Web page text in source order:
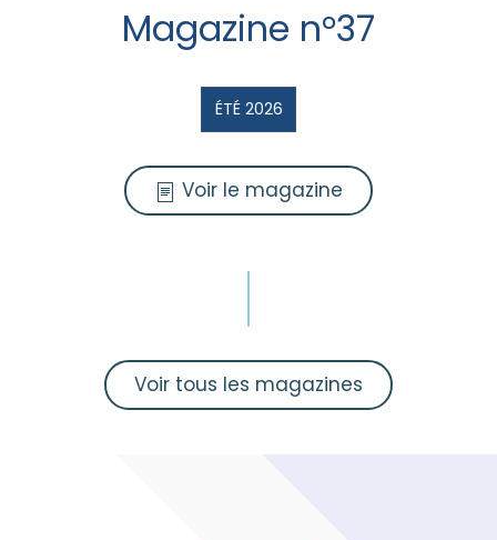
Magazine n°37
ÉTÉ 2026
Voir le magazine
Voir tous les magazines